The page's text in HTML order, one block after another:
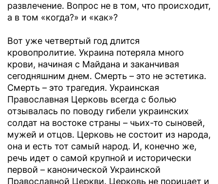
развлечение. Вопрос не в том, что происходит,
а в том «когда?» и «как»?
Вот уже четвертый год длится
кровопролитие. Украина потеряла много
крови, начиная с Майдана и заканчивая
сегодняшним днем. Смерть – это не эстетика.
Смерть – это трагедия. Украинская
Православная Церковь всегда с болью
отзывалась по поводу гибели украинских
солдат на востоке страны – чьих-то сыновей,
мужей и отцов. Церковь не состоит из народа,
она и есть тот самый народ. И, конечно же,
речь идет о самой крупной и исторически
первой – канонической Украинской
Православной Церкви. Церковь не порицает и